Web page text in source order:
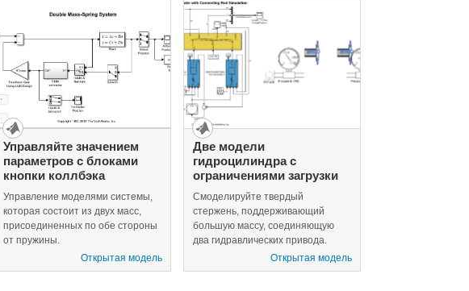
Управляйте значением
параметров с блоками
кнопки коллбэка
Управление моделями системы,
которая состоит из двух масс,
присоединенных по обе стороны
от пружины.
Открытая модель
Две модели
гидроцилиндра с
ограничениями загрузки
Смоделируйте твердый
стержень, поддерживающий
большую массу, соединяющую
два гидравлических привода.
Модель устраняет пружины, когда
она прикладывает поршневые
Открытая модель